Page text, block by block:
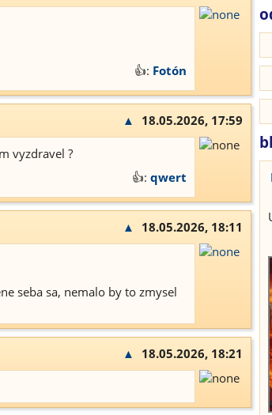
👍: Fotón
▲ 18.05.2026, 17:59
vyzdravel ?
👍: qwert
▲ 18.05.2026, 18:11
seba sa, nemalo by to zmysel
▲ 18.05.2026, 18:21